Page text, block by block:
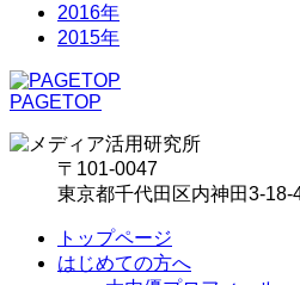
2016年
2015年
PAGETOP
〒101-0047
東京都千代田区内神田3-18-
トップページ
はじめての方へ